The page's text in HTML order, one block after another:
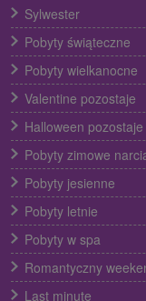
Sylwester
Pobyty świąteczne
Pobyty wielkanocne
Valentine pozostaje
Halloween pozostaje
Pobyty zimowe
Pobyty jesienne
Pobyty letnie
Pobyty w spa
Romantyczny
Last minute